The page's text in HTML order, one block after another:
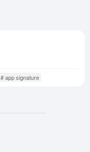
# app signature